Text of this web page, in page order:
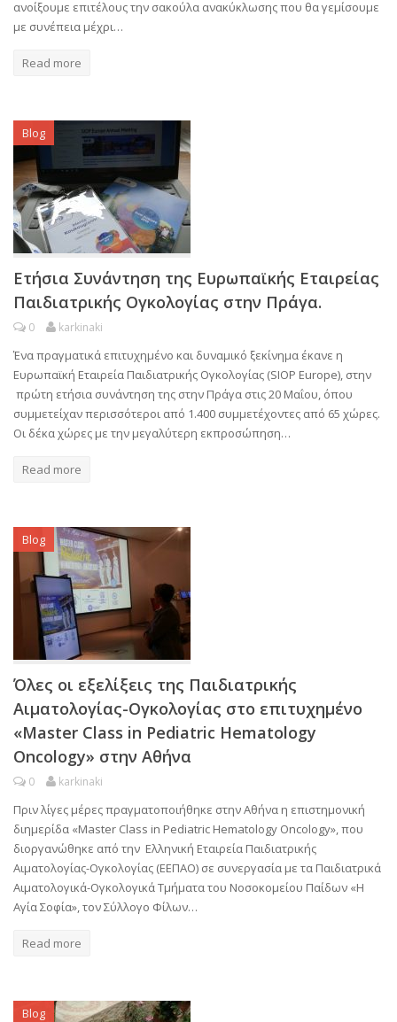
ανοίξουμε επιτέλους την σακούλα ανακύκλωσης που θα γεμίσουμε
με συνέπεια μέχρι…
Read more
Blog
Ετήσια Συνάντηση της Ευρωπαϊκής Εταιρείας
Παιδιατρικής Ογκολογίας στην Πράγα.
0 karkinaki
Ένα πραγματικά επιτυχημένο και δυναμικό ξεκίνημα έκανε η
Ευρωπαϊκή Εταιρεία Παιδιατρικής Ογκολογίας (SIOP Europe), στην
πρώτη ετήσια συνάντηση της στην Πράγα στις 20 Μαΐου, όπου
συμμετείχαν περισσότεροι από 1.400 συμμετέχοντες από 65 χώρες.
Οι δέκα χώρες με την μεγαλύτερη εκπροσώπηση…
Read more
Blog
Όλες οι εξελίξεις της Παιδιατρικής
Αιματολογίας-Ογκολογίας στο επιτυχημένο
«Master Class in Pediatric Hematology
Oncology» στην Αθήνα
0 karkinaki
Πριν λίγες μέρες πραγματοποιήθηκε στην Αθήνα η επιστημονική
διημερίδα «Master Class in Pediatric Hematology Oncology», που
διοργανώθηκε από την Ελληνική Εταιρεία Παιδιατρικής
Αιματολογίας-Ογκολογίας (ΕΕΠΑΟ) σε συνεργασία με τα Παιδιατρικά
Αιματολογικά-Ογκολογικά Τμήματα του Νοσοκομείου Παίδων «Η
Αγία Σοφία», τον Σύλλογο Φίλων…
Read more
Blog